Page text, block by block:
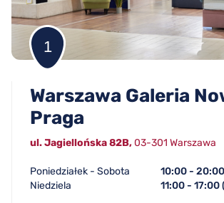
1
Warszawa Galeria
Praga
ul. Jagiellońska 82B,03-301 Warszawa
Poniedziałek - Sobota
10:00 - 20:00
Niedziela
11:00 -